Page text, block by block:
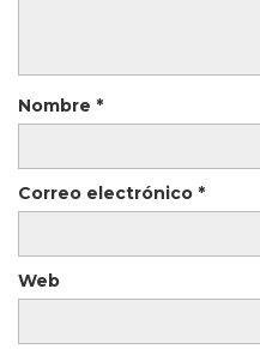
Nombre *
Correo electrónico *
Web